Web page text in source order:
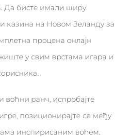
Да бисте имали ширу
казина на Новом Зеланду за
процена онлајн
у свим врстама игара и
ранч, испробајте
позиционирајте се међу
инспирисаним воћем.